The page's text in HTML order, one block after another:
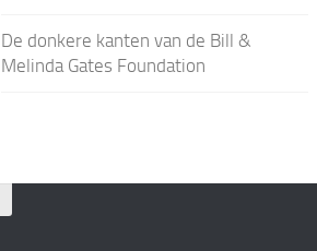
De donkere kanten van de Bill &
Melinda Gates Foundation